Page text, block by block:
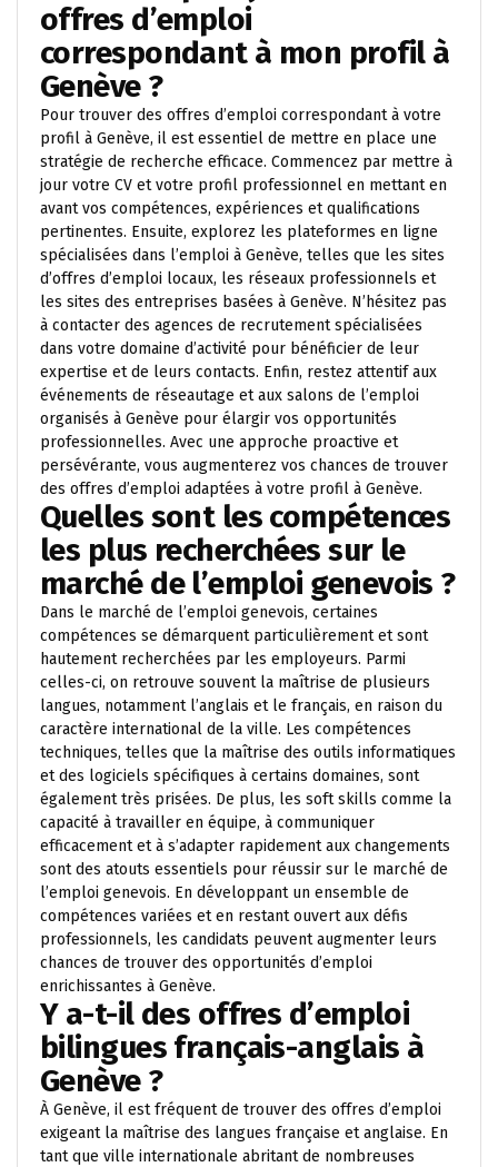
offres d’emploi
correspondant à mon profil à
Genève ?
Pour trouver des offres d’emploi correspondant à votre
profil à Genève, il est essentiel de mettre en place une
stratégie de recherche efficace. Commencez par mettre à
jour votre CV et votre profil professionnel en mettant en
avant vos compétences, expériences et qualifications
pertinentes. Ensuite, explorez les plateformes en ligne
spécialisées dans l’emploi à Genève, telles que les sites
d’offres d’emploi locaux, les réseaux professionnels et
les sites des entreprises basées à Genève. N’hésitez pas
à contacter des agences de recrutement spécialisées
dans votre domaine d’activité pour bénéficier de leur
expertise et de leurs contacts. Enfin, restez attentif aux
événements de réseautage et aux salons de l’emploi
organisés à Genève pour élargir vos opportunités
professionnelles. Avec une approche proactive et
persévérante, vous augmenterez vos chances de trouver
des offres d’emploi adaptées à votre profil à Genève.
Quelles sont les compétences
les plus recherchées sur le
marché de l’emploi genevois ?
Dans le marché de l’emploi genevois, certaines
compétences se démarquent particulièrement et sont
hautement recherchées par les employeurs. Parmi
celles-ci, on retrouve souvent la maîtrise de plusieurs
langues, notamment l’anglais et le français, en raison du
caractère international de la ville. Les compétences
techniques, telles que la maîtrise des outils informatiques
et des logiciels spécifiques à certains domaines, sont
également très prisées. De plus, les soft skills comme la
capacité à travailler en équipe, à communiquer
efficacement et à s’adapter rapidement aux changements
sont des atouts essentiels pour réussir sur le marché de
l’emploi genevois. En développant un ensemble de
compétences variées et en restant ouvert aux défis
professionnels, les candidats peuvent augmenter leurs
chances de trouver des opportunités d’emploi
enrichissantes à Genève.
Y a-t-il des offres d’emploi
bilingues français-anglais à
Genève ?
À Genève, il est fréquent de trouver des offres d’emploi
exigeant la maîtrise des langues française et anglaise. En
tant que ville internationale abritant de nombreuses